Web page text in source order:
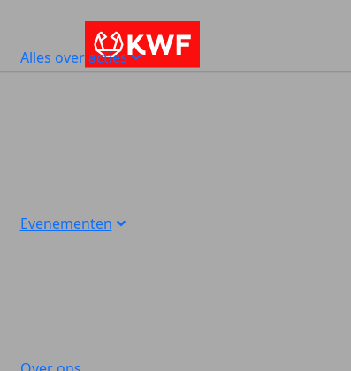
Alles over acties
Evenementen